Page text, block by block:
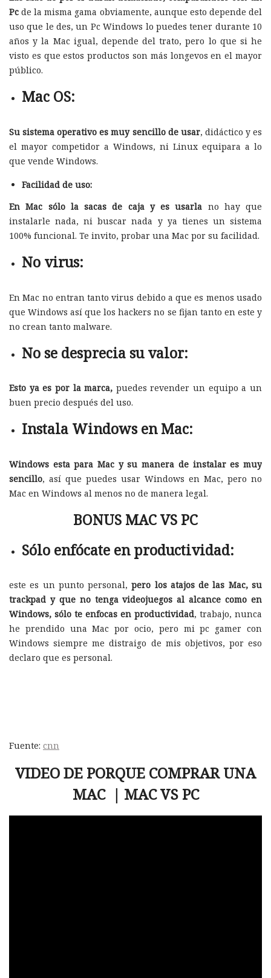
Pc de la misma gama obviamente, aunque esto depende del
uso que le des, un Pc Windows lo puedes tener durante 10
años y la Mac igual, depende del trato, pero lo que si he
visto es que estos productos son más longevos en el mayor
público.
Mac OS:
Su sistema operativo es muy sencillo de usar, didáctico y es
el mayor competidor a Windows, ni Linux equipara a lo
que vende Windows.
Facilidad de uso:
En Mac sólo la sacas de caja y es usarla no hay que
instalarle nada, ni buscar nada y ya tienes un sistema
100% funcional. Te invito, probar una Mac por su facilidad.
No virus:
En Mac no entran tanto virus debido a que es menos usado
que Windows así que los hackers no se fijan tanto en este y
no crean tanto malware.
No se desprecia su valor:
Esto ya es por la marca, puedes revender un equipo a un
buen precio después del uso.
Instala Windows en Mac:
Windows esta para Mac y su manera de instalar es muy
sencillo, así que puedes usar Windows en Mac, pero no
Mac en Windows al menos no de manera legal.
BONUS MAC VS PC
Sólo enfócate en productividad:
este es un punto personal,pero los atajos de las Mac, su
trackpad y que no tenga videojuegos al alcance como en
Windows, sólo te enfocas en productividad, trabajo, nunca
he prendido una Mac por ocio, pero mi pc gamer con
Windows siempre me distraigo de mis objetivos, por eso
declaro que es personal.
Fuente: cnn
VIDEO DE PORQUE COMPRAR UNA
MAC | MAC VS PC